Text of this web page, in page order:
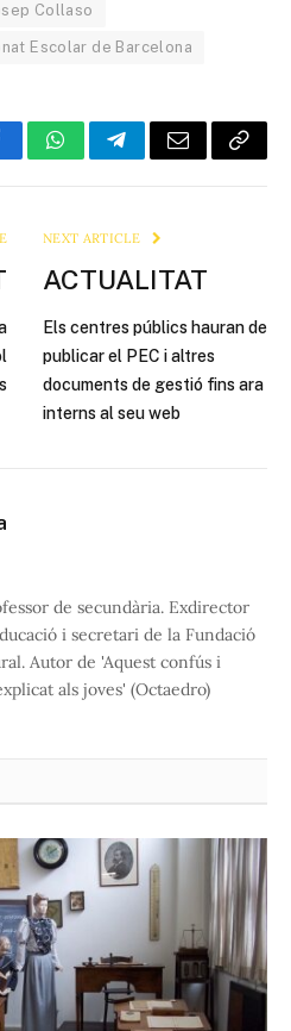
Collaso
Escolar de Barcelona
WhatsAppTelegramEmail Copy
NEXT ARTICLE
ACTUALITAT
Els centres públics hauran de
publicar el PEC i altres
documents de gestió fins ara
interns al seu web
de secundària. Exdirector
i secretari de la Fundació
Autor de 'Aquest confús i
als joves' (Octaedro)